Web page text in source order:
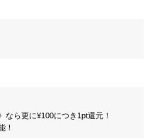
ら更に¥100につき1pt還元！
！